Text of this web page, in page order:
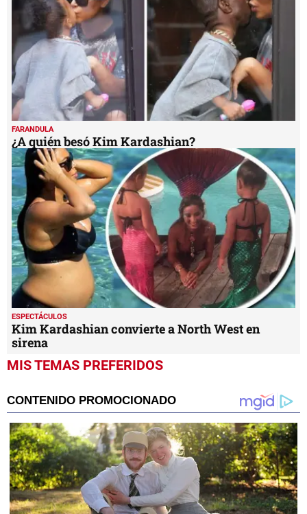
FARANDULA
¿A quién besó Kim Kardashian?
ESPECTÁCULOS
Kim Kardashian convierte a North West en
sirena
MIS TEMAS PREFERIDOS